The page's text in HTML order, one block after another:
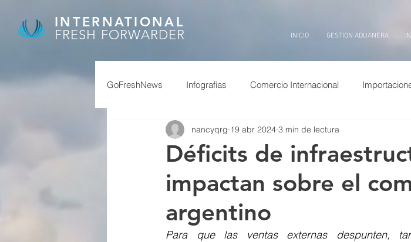
INTERNATIONAL
FRESH FORWARDER
INICIO GESTION ADUANERA
GoFreshNews Infografias Comercio Internacional
covid, puertos china, covid puertos china
granos feriados china dolar puerto billetes
superavit
Déficits de
impactan sobre el
argentino
nancyqrg 19 abr 2024 3 min de lectura
Para que las ventas externas despunten,